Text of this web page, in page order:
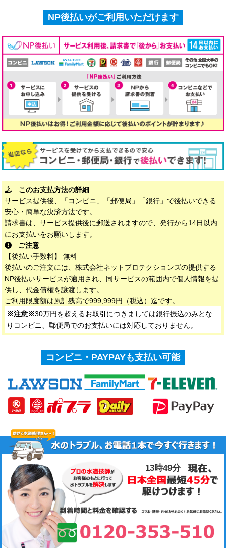
NP後払いがご利用いただけます
このお支払方法の詳細
サービス提供後、「コンビニ」「郵便局」「銀行」で後払いできる
安心・簡単な決済方法です。
請求書は、サービス提供後に郵送されますので、発行から14日以内
にお支払いをお願いします。
ご注意
【後払い手数料】 無料
後払いのご注文には、株式会社ネットプロテクションズの提供する
NP後払いサービスが適用され、同サービスの範囲内で個人情報を提
供し、代金債権を譲渡します。
ご利用限度額は累計残高で999,999円（税込）迄です。
※注意※30万円を超えるお取引につきましては銀行振込のみとな
りコンビニ、郵便局でのお支払いには対応しておりません。
コンビニ・PAYPAYも支払い可能
13時49分